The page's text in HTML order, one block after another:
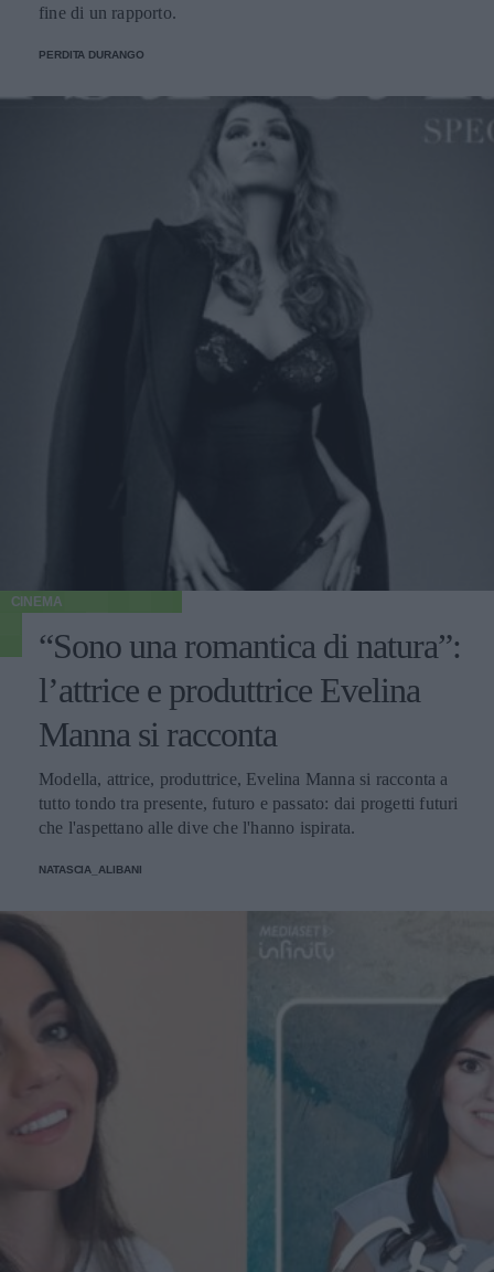
fine di un rapporto.
PERDITA DURANGO
CINEMA
“Sono una romantica di natura”:
l’attrice e produttrice Evelina
Manna si racconta
Modella, attrice, produttrice, Evelina Manna si racconta a
tutto tondo tra presente, futuro e passato: dai progetti futuri
che l'aspettano alle dive che l'hanno ispirata.
NATASCIA_ALIBANI